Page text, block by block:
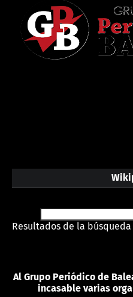
Resultados de la búsqueda
Al Grupo Periódico de
incasable varias